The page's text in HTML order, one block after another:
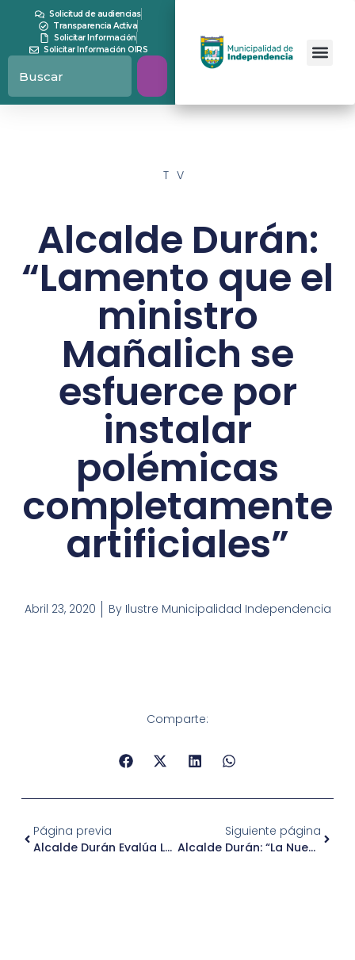
Solicitud de audiencias
Transparencia Activa
Solicitar Información
Solicitar Información OIRS
TV
Alcalde Durán:
“Lamento que el
ministro
Mañalich se
esfuerce por
instalar
polémicas
completamente
artificiales”
Abril 23, 2020 ByIlustre Municipalidad Independencia
Comparte:
Página previa
Alcalde Durán Evalúa La Cuarentena Parcial En La Comuna
Siguiente página
Alcalde Durán: “La Nueva Normalidad No Puede Significar Más Mortalidad”